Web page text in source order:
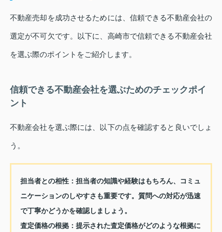
不動産売却を成功させるためには、信頼できる不動産会社の
選定が不可欠です。以下に、高崎市で信頼できる不動産会社
を選ぶ際のポイントをご紹介します。
信頼できる不動産会社を選ぶためのチェックポイ
ント
不動産会社を選ぶ際には、以下の点を確認すると良いでしょ
う。
担当者との相性：担当者の知識や経験はもちろん、コミュ
ニケーションのしやすさも重要です。質問への対応が迅速
で丁寧かどうかを確認しましょう。
査定価格の根拠：提示された査定価格がどのような根拠に